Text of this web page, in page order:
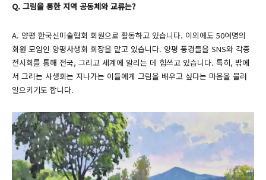
Q. 그림을 통한 지역 공동체와 교류는?
A. 양평 한국신미술협회 회원으로 활동하고 있습니다. 이외에도 50여명의
회원 모임인 양평사생회 회장을 맡고 있습니다. 양평 풍경들을 SNS와 각종
전시회를 통해 전국, 그리고 세계에 알리는 데 힘쓰고 있습니다. 특히, 밖에
서 그리는 사생회는 지나가는 이들에게 그림을 배우고 싶다는 마음을 불러
일으키기도 합니다.